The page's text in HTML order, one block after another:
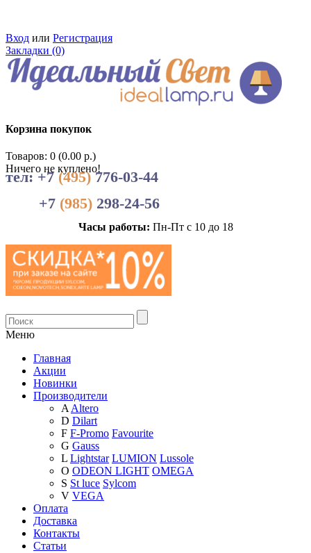
Вход или Регистрация
Закладки (0)
Корзина покупок
Товаров: 0 (0.00 р.)
Ничего не куплено!
тел: +7(495)776-03-44
+7 (985) 298-24-56
Часы работы: Пн-Пт с 10 до 18
Меню
Главная
Акции
Новинки
Производители
AAltero
D Dilart
F F-Promo Favourite
G Gauss
L Lightstar LUMION Lussole
O ODEON LIGHT OMEGA
S St luce Sylcom
V VEGA
Оплата
Доставка
Контакты
Статьи